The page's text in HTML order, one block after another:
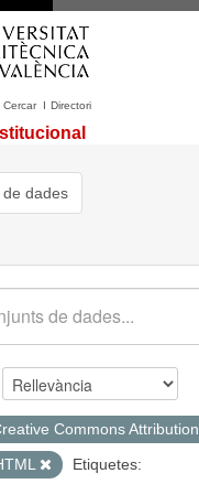
CercarI Directori
dades
Commons Attribution
Etiquetes: